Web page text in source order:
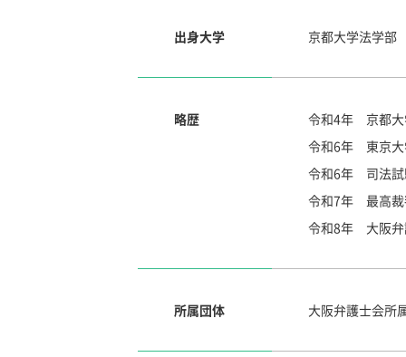
出身大学 京都大学法学部
略歴
令和4年 京都大
令和6年 東京大
令和6年 司法試
令和7年 最高裁
令和8年 大阪弁
所属団体 大阪弁護士会所